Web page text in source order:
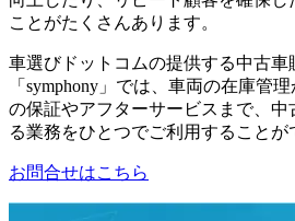
ことがたくさんあります。
車選びドットコムの提供する中古車
「symphony」では、車両の在庫管
の保証やアフターサービスまで、
る業務をひとつでご利用することが
お問合せはこちら